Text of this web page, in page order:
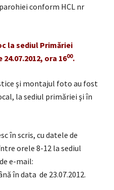
conform HCL nr
la sediul Primăriei
ora 1600.
şi montajul foto au fost
la sediul primăriei şi în
în scris, cu datele de
orele 8-12 la sediul
e-mail:
în data de 23.07.2012.